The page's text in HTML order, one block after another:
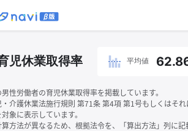
児休業取得率 平均値
性労働者の育児休業取得率を掲載しています。
介護休業法施行規則 第71条 第4項 第1号もしくはそ
象に表示しています。
方法が異なるため、根拠法令を、「算出方法」列に